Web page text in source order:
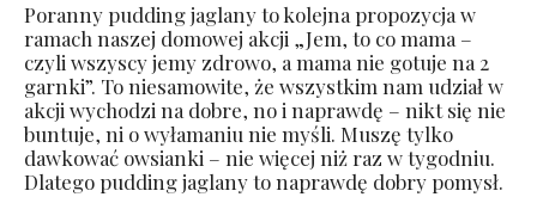
Poranny pudding jaglany to kolejna propozycja w
ramach naszej domowej akcji „Jem, to co mama –
czyli wszyscy jemy zdrowo, a mama nie gotuje na 2
garnki”. To niesamowite, że wszystkim nam udział w
akcji wychodzi na dobre, no i naprawdę – nikt się nie
buntuje, ni o wyłamaniu nie myśli. Muszę tylko
dawkować owsianki – nie więcej niż raz w tygodniu.
Dlatego pudding jaglany to naprawdę dobry pomysł.